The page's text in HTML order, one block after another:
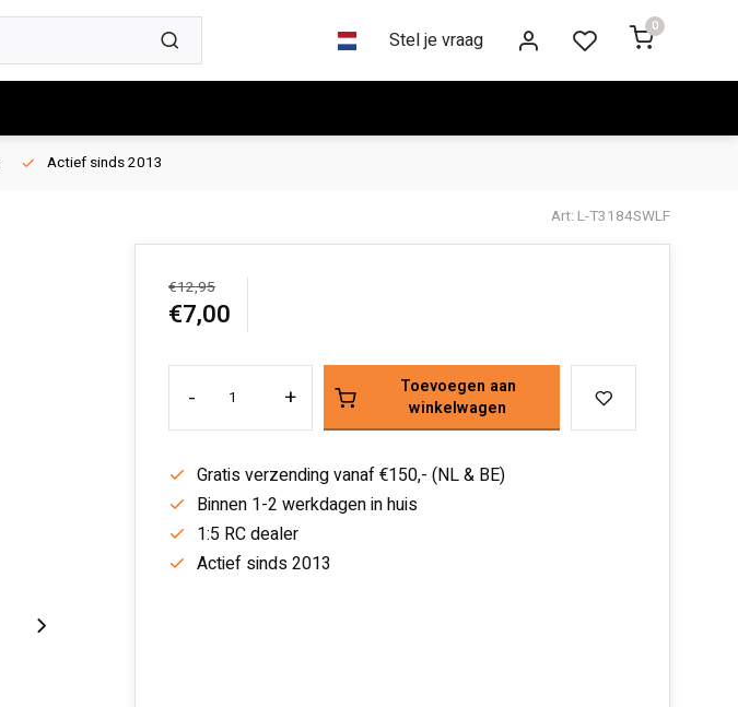
Stel je vraag
0
Actief sinds 2013
Art: L-T3184SWLF
€12,95
€7,00
- +
Toevoegen aan
winkelwagen
Gratis verzending vanaf €150,- (NL & BE)
Binnen 1-2 werkdagen in huis
1:5 RC dealer
Actief sinds 2013